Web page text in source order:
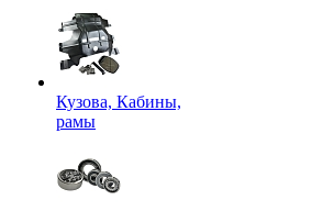
Кузова, Кабины,
рамы